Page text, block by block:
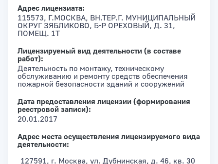
Адрес лицензиата:
115573, Г.МОСКВА, ВН.ТЕР.Г. МУНИЦИПАЛЬНЫЙ
ОКРУГ ЗЯБЛИКОВО, Б-Р ОРЕХОВЫЙ, Д. 31,
ПОМЕЩ. 1Т
Лицензируемый вид деятельности (в составе
работ):
Деятельность по монтажу, техническому
обслуживанию и ремонту средств обеспечения
пожарной безопасности зданий и сооружений
Дата предоставления лицензии (формирования
реестровой записи):
20.01.2017
Адрес места осуществления лицензируемого вида
деятельности:
127591, г. Москва, ул. Дубнинская, д. 46, кв. 30